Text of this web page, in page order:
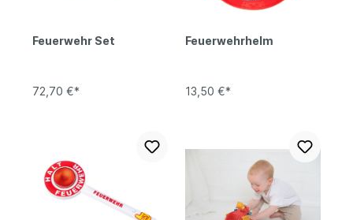
Feuerwehr Set
72,70 €*
Feuerwehrhelm
13,50 €*